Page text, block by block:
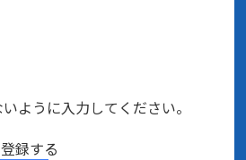
ように入力してください。
録する